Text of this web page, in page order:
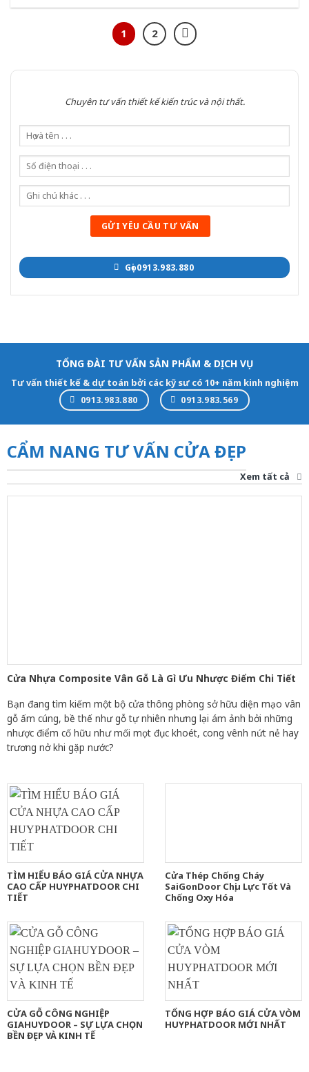
1 2
Chuyên tư vấn thiết kế kiến trúc và nội thất.
Gọi 0913.983.880
TỔNG ĐÀI TƯ VẤN SẢN PHẨM & DỊCH VỤ
Tư vấn thiết kế & dự toán bởi các kỹ sư có 10+ năm kinh nghiệm
0913.983.880 0913.983.569
CẨM NANG TƯ VẤN CỬA ĐẸP
Xem tất cả
Cửa Nhựa Composite Vân Gỗ Là Gì Ưu Nhược Điểm Chi Tiết
Bạn đang tìm kiếm một bộ cửa thông phòng sở hữu diện mạo vân
gỗ ấm cúng, bề thế như gỗ tự nhiên nhưng lại ám ảnh bởi những
nhược điểm cố hữu như mối mọt đục khoét, cong vênh nứt nẻ hay
trương nở khi gặp nước?
TÌM HIỂU BÁO GIÁ CỬA NHỰA
CAO CẤP HUYPHATDOOR CHI
TIẾT
Cửa Thép Chống Cháy
SaiGonDoor Chịu Lực Tốt Và
Chống Oxy Hóa
CỬA GỖ CÔNG NGHIỆP
GIAHUYDOOR – SỰ LỰA CHỌN
BỀN ĐẸP VÀ KINH TẾ
TỔNG HỢP BÁO GIÁ CỬA VÒM
HUYPHATDOOR MỚI NHẤT